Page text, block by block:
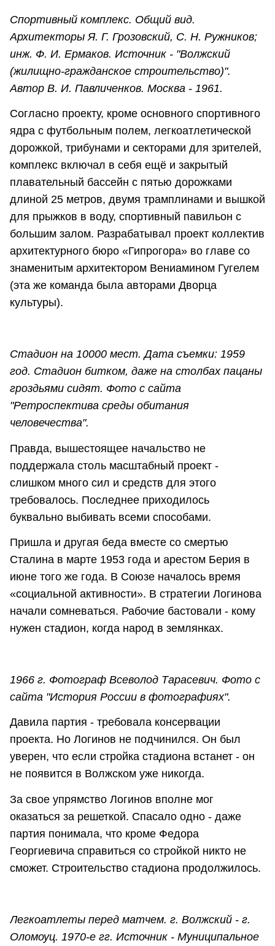
Спортивный комплекс. Общий вид.
Архитекторы Я. Г. Грозовский, С. Н. Ружников;
инж. Ф. И. Ермаков. Источник - "Волжский
(жилищно-гражданское строительство)".
Автор В. И. Павличенков. Москва - 1961.
Согласно проекту, кроме основного спортивного
ядра с футбольным полем, легкоатлетической
дорожкой, трибунами и секторами для зрителей,
комплекс включал в себя ещё и закрытый
плавательный бассейн с пятью дорожками
длиной 25 метров, двумя трамплинами и вышкой
для прыжков в воду, спортивный павильон с
большим залом. Разрабатывал проект коллектив
архитектурного бюро «Гипрогора» во главе со
знаменитым архитектором Вениамином Гугелем
(эта же команда была авторами Дворца
культуры).
Стадион на 10000 мест. Дата съемки: 1959
год. Стадион битком, даже на столбах пацаны
гроздьями сидят. Фото с сайта
"Ретроспектива среды обитания
человечества".
Правда, вышестоящее начальство не
поддержала столь масштабный проект -
слишком много сил и средств для этого
требовалось. Последнее приходилось
буквально выбивать всеми способами.
Пришла и другая беда вместе со смертью
Сталина в марте 1953 года и арестом Берия в
июне того же года. В Союзе началось время
«социальной активности». В стратегии Логинова
начали сомневаться. Рабочие бастовали - кому
нужен стадион, когда народ в землянках.
1966 г. Фотограф Всеволод Тарасевич. Фото с
сайта "История России в фотографиях".
Давила партия - требовала консервации
проекта. Но Логинов не подчинился. Он был
уверен, что если стройка стадиона встанет - он
не появится в Волжском уже никогда.
За свое упрямство Логинов вполне мог
оказаться за решеткой. Спасало одно - даже
партия понимала, что кроме Федора
Георгиевича справиться со стройкой никто не
сможет. Строительство стадиона продолжилось.
Легкоатлеты перед матчем. г. Волжский - г.
Оломоуц. 1970-е гг. Источник - Муниципальное